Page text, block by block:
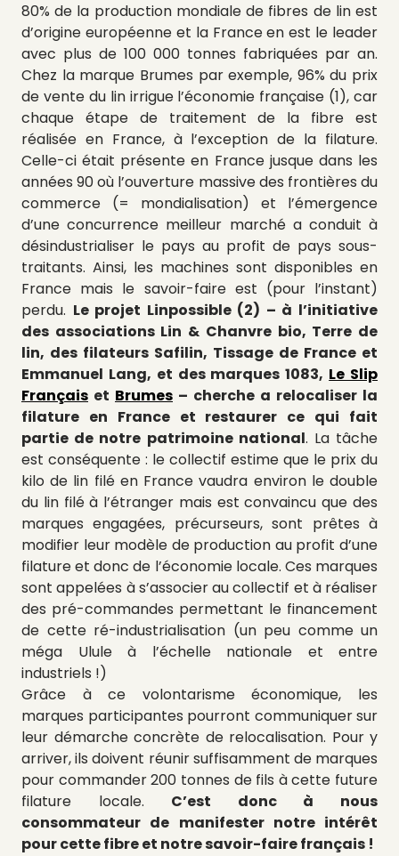
80% de la production mondiale de fibres de lin est
d’origine européenne et la France en est le leader
avec plus de 100 000 tonnes fabriquées par an.
Chez la marque Brumes par exemple, 96% du prix
de vente du lin irrigue l’économie française (1), car
chaque étape de traitement de la fibre est
réalisée en France, à l’exception de la filature.
Celle-ci était présente en France jusque dans les
années 90 où l’ouverture massive des frontières du
commerce (= mondialisation) et l’émergence
d’une concurrence meilleur marché a conduit à
désindustrialiser le pays au profit de pays sous-
traitants. Ainsi, les machines sont disponibles en
France mais le savoir-faire est (pour l’instant)
perdu. Le projet Linpossible (2) – à l’initiative
des associations Lin & Chanvre bio, Terre de
lin, des filateurs Safilin, Tissage de France et
Emmanuel Lang, et des marques 1083, Le Slip
Français et Brumes – cherche a relocaliser la
filature en France et restaurer ce qui fait
partie de notre patrimoine national. La tâche
est conséquente : le collectif estime que le prix du
kilo de lin filé en France vaudra environ le double
du lin filé à l’étranger mais est convaincu que des
marques engagées, précurseurs, sont prêtes à
modifier leur modèle de production au profit d’une
filature et donc de l’économie locale. Ces marques
sont appelées à s’associer au collectif et à réaliser
des pré-commandes permettant le financement
de cette ré-industrialisation (un peu comme un
méga Ulule à l’échelle nationale et entre
industriels !)
Grâce à ce volontarisme économique, les
marques participantes pourront communiquer sur
leur démarche concrète de relocalisation. Pour y
arriver, ils doivent réunir suffisamment de marques
pour commander 200 tonnes de fils à cette future
filature locale. C’est donc à nous
consommateur de manifester notre intérêt
pour cette fibre et notre savoir-faire français !